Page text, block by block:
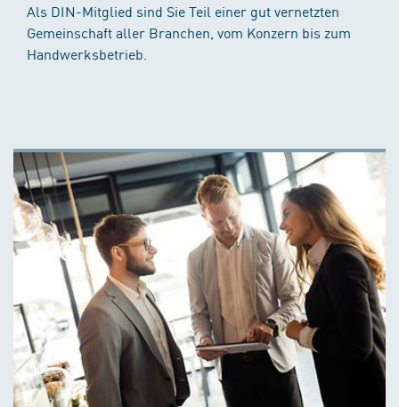
Als DIN-Mitglied sind Sie Teil einer gut vernetzten
Gemeinschaft aller Branchen, vom Konzern bis zum
Handwerksbetrieb.